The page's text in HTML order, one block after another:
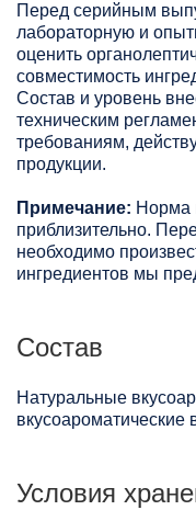
Перед серийным
лабораторную и
оценить
совместимость
Состав и уровень
техническим
требованиям,
продукции.
Примечание: Норма
приблизительно.
необходимо
ингредиентов мы
Состав
Натуральные
вкусоароматические
Условия